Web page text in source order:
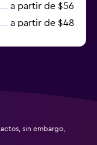
a partir de $56
a partir de $48
sin embargo,